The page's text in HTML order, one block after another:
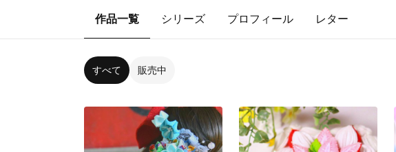
作品一覧 シリーズ プロフィール レター
すべて 販売中